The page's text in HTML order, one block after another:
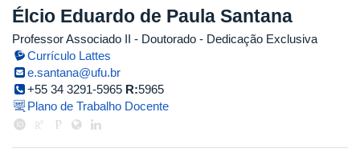
Élcio Eduardo de Paula Santana
Professor Associado II - Doutorado - Dedicação Exclusiva
Currículo Lattes
e.santana@ufu.br
+55 34 3291-5965 R:5965
Plano de Trabalho Docente